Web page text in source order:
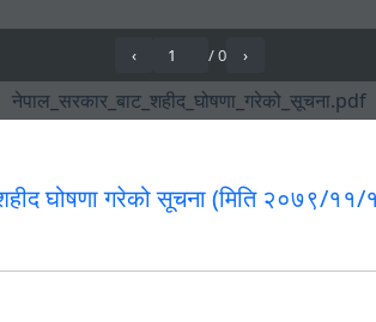
घोषणा गरेको सूचना (मिति २०७९/११/